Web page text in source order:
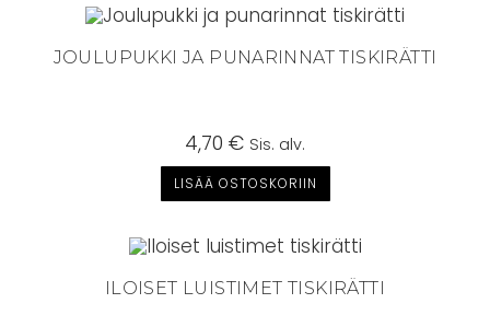
JOULUPUKKI JA PUNARINNAT TISKIRÄTTI
4,70 € Sis. alv.
LISÄÄ OSTOSKORIIN
ILOISET LUISTIMET TISKIRÄTTI